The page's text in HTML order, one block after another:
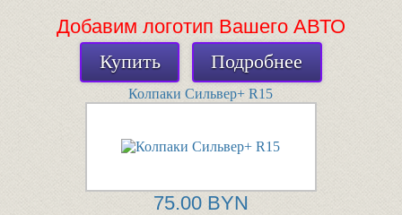
Добавим логотип Вашего АВТО
Купить
Подробнее
Колпаки Сильвер+ R15
75.00 BYN